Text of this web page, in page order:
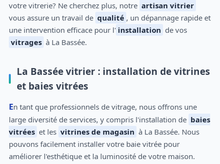
votre vitrerie? Ne cherchez plus, notre artisan vitrier
vous assure un travail de qualité , un dépannage rapide et
une intervention efficace pour l' installation de vos
vitrages à La Bassée.
La Bassée vitrier : installation de vitrines
et baies vitrées
En tant que professionnels de vitrage, nous offrons une
large diversité de services, y compris l'installation de baies
vitrées et les vitrines de magasin à La Bassée. Nous
pouvons facilement installer votre baie vitrée pour
améliorer l'esthétique et la luminosité de votre maison.